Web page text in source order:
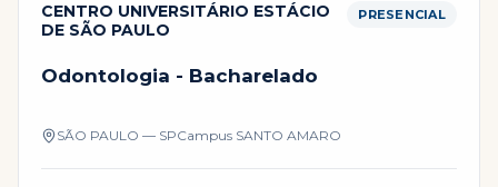
CENTRO UNIVERSITÁRIO ESTÁCIO
DE SÃO PAULO
PRESENCIAL
Odontologia - Bacharelado
SÃO PAULO — SPCampus SANTO AMARO